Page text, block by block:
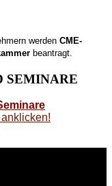
werdenCME-
beantragt.
SEMINARE